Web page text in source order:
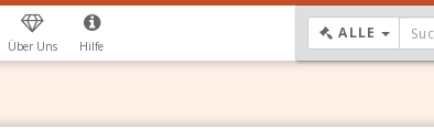
Über Uns Hilfe
ALLE